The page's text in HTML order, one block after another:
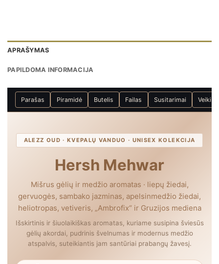
APRAŠYMAS
PAPILDOMA INFORMACIJA
Parašas Piramidė Butelis Failas Susitarimai
ALEZZ OUD · KVEPALŲ VANDUO · UNISEX KOLEKCIJA
Hersh Mehwar
Mišrus gėlių ir medžio aromatas · liepų žiedai,
gervuogės, sambako jazminas, apelsinmedžio žiedai,
heliotropas, vetiveris, „Ambrofix“ ir Gruzijos mediena
Išskirtinis ir šiuolaikiškas aromatas, kuriame susipina šviesūs
gėlių akordai, pudrinis švelnumas ir modernus medžio
atspalvis, suteikiantis jam santūriai prabangų žavesį.